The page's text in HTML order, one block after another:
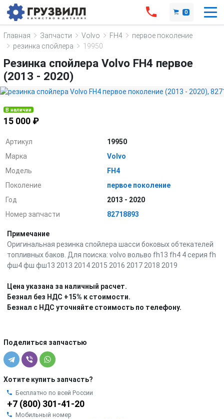
0
Главная Запчасти Volvo FH4
первое поколение
резинка спойлера
19950
Резинка спойлера Volvo FH4 первое
(2013 - 2020)
В наличии
15 000 ₽
Артикул
19950
Марка
Volvo
Модель
FH4
Поколение
первое поколение
Год
2013 - 2020
Номер запчасти
82718893
Примечание
Оригинальная резинка спойлера шасси боковых обтекателей
топливных баков. Для поиска: volvo вольво fh13 fh4 4 серия fh
фш4 фш фш13 2013 2014 2015 2016 2017 2018 2019
Цена указана за наличный расчет.
Безнал без НДС +15% к стоимости.
Безнал с НДС уточняйте стоимость по телефону.
Поделиться запчастью
Хотите купить запчасть?
Бесплатно по всей России
+7 (800) 301-41-20
Мобильный номер